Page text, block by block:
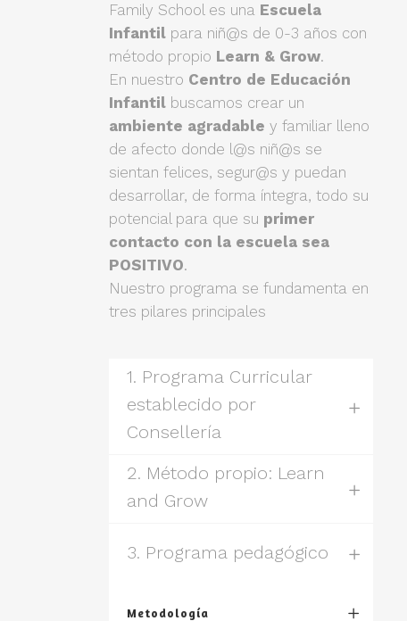
Family School es una Escuela
Infantil para niñ@s de 0-3 años con
método propio Learn & Grow.
En nuestro Centro de Educación
Infantil buscamos crear un
ambiente agradable y familiar lleno
de afecto donde l@s niñ@s se
sientan felices, segur@s y puedan
desarrollar, de forma íntegra, todo su
potencial para que su primer
contacto con la escuela sea
POSITIVO.
Nuestro programa se fundamenta en
tres pilares principales
1. Programa Curricular
establecido por
Consellería
2. Método propio: Learn
and Grow
3. Programa pedagógico
Metodología